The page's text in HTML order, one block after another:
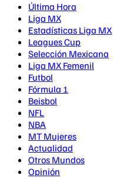
Última Hora
Liga MX
Estadísticas Liga MX
Leagues Cup
Selección Mexicana
Liga MX Femenil
Futbol
Fórmula 1
Beisbol
NFL
NBA
MT Mujeres
Actualidad
Otros Mundos
Opinión